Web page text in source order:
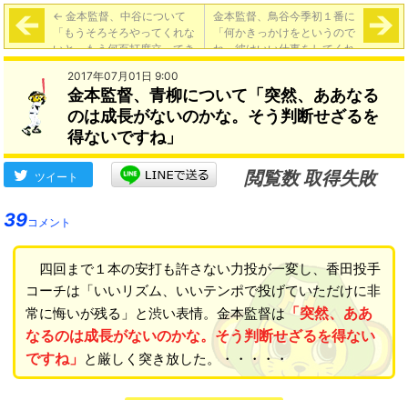
← 金本監督、中谷について
「もうそろそろやってくれな
いと。もう何百打席立ってき
ているんだから。こっちも厳
しさも出していかないと。何
でも許されるというのでは、
彼のためにもならない」
金本監督、鳥谷今季初１番に
「何かきっかけをというので
ね。彼はいい仕事をしてくれ
た」→
2017年07月01日 9:00
金本監督、青柳について「突然、ああなる
のは成長がないのかな。そう判断せざるを
得ないですね」
ツイート
閲覧数 取得失敗
39コメント
四回まで１本の安打も許さない力投が一変し、香田投手
コーチは「いいリズム、いいテンポで投げていただけに非
常に悔いが残る」と渋い表情。金本監督は「突然、ああ
なるのは成長がないのかな。そう判断せざるを得ない
ですね」 と厳しく突き放した。・・・・・